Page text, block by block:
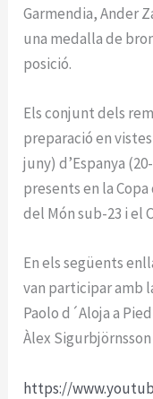
Garmendia, Ander
una medalla de
posició.
Els conjunt dels
preparació en
juny) d’Espanya
presents en la
del Món sub-23 i el
En els següents
van participar amb
Paolo d´Aloja a
Àlex
https://